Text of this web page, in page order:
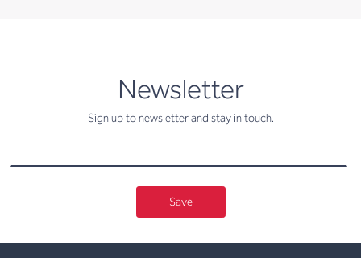
Newsletter
Sign up to newsletter and stay in touch.
newsletter
Save